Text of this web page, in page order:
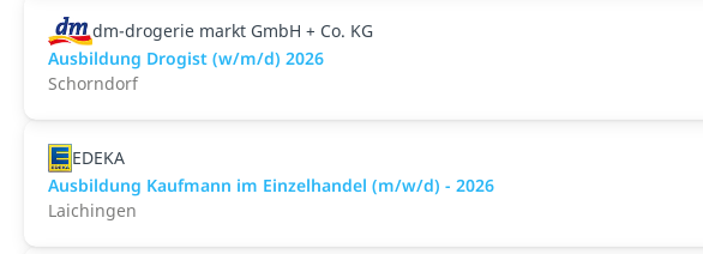
dm-drogerie markt GmbH + Co. KG
Ausbildung Drogist (w/m/d) 2026
Schorndorf
EDEKA
Ausbildung Kaufmann im Einzelhandel (m/w/d) - 2026
Laichingen